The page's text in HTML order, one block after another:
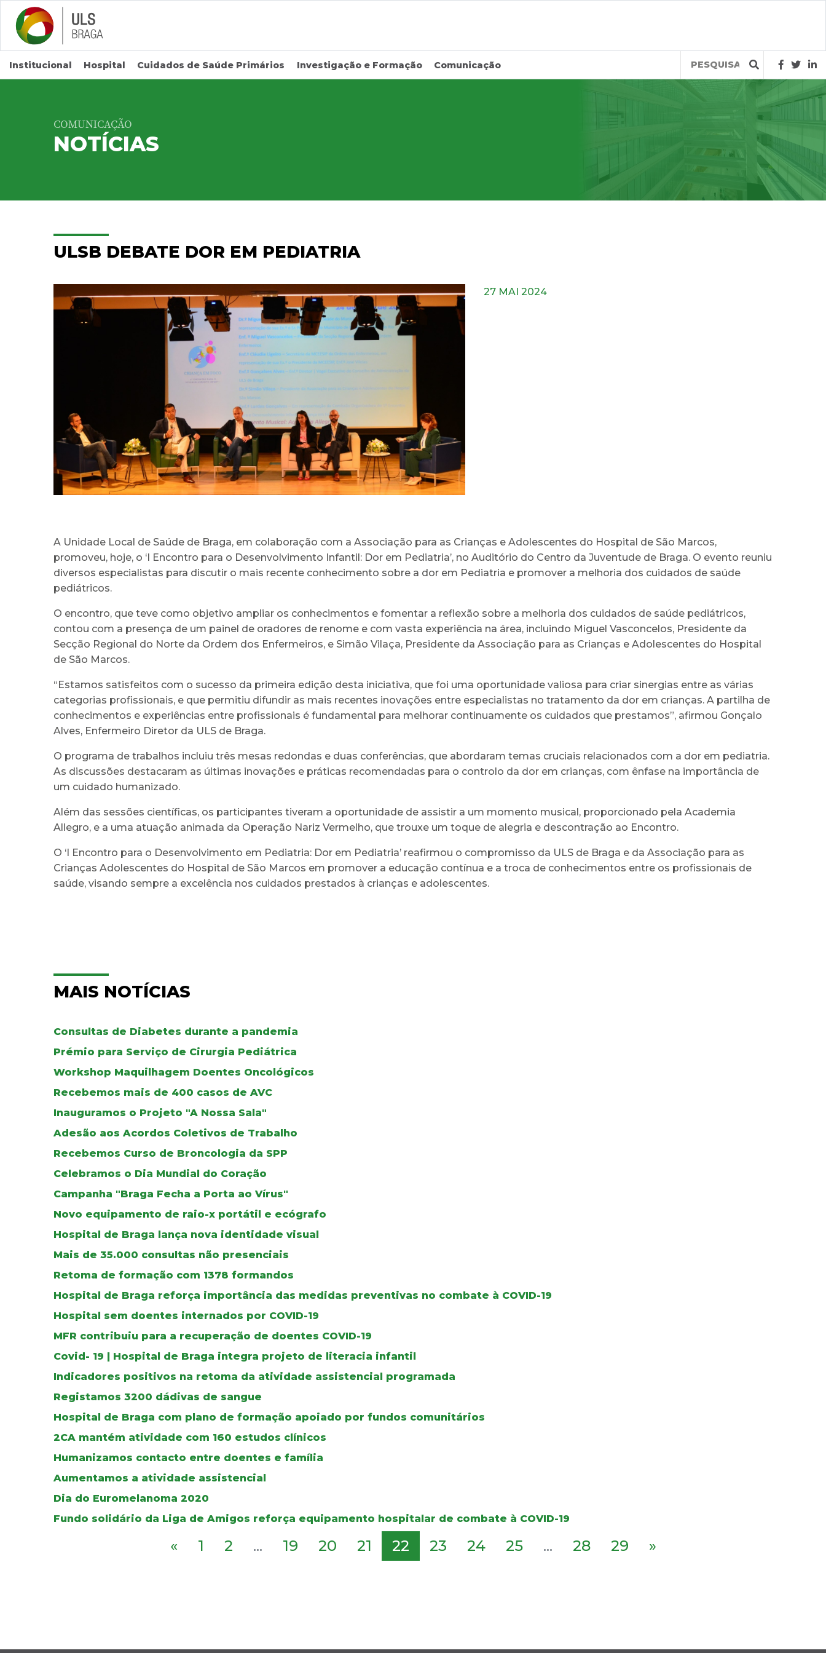
Saltar para conteúdo principal
Institucional Hospital Cuidados de Saúde Primários Investigação e Formação Comunicação
Query
COMUNICAÇÃO
NOTÍCIAS
ULSB DEBATE DOR EM PEDIATRIA
27 MAI 2024
A Unidade Local de Saúde de Braga, em colaboração com a Associação para as Crianças e Adolescentes do Hospital de São Marcos,
promoveu, hoje, o ‘I Encontro para o Desenvolvimento Infantil: Dor em Pediatria’, no Auditório do Centro da Juventude de Braga. O evento reuniu
diversos especialistas para discutir o mais recente conhecimento sobre a dor em Pediatria e promover a melhoria dos cuidados de saúde
pediátricos.
O encontro, que teve como objetivo ampliar os conhecimentos e fomentar a reflexão sobre a melhoria dos cuidados de saúde pediátricos,
contou com a presença de um painel de oradores de renome e com vasta experiência na área, incluindo Miguel Vasconcelos, Presidente da
Secção Regional do Norte da Ordem dos Enfermeiros, e Simão Vilaça, Presidente da Associação para as Crianças e Adolescentes do Hospital
de São Marcos.
“Estamos satisfeitos com o sucesso da primeira edição desta iniciativa, que foi uma oportunidade valiosa para criar sinergias entre as várias
categorias profissionais, e que permitiu difundir as mais recentes inovações entre especialistas no tratamento da dor em crianças. A partilha de
conhecimentos e experiências entre profissionais é fundamental para melhorar continuamente os cuidados que prestamos”, afirmou Gonçalo
Alves, Enfermeiro Diretor da ULS de Braga.
O programa de trabalhos incluiu três mesas redondas e duas conferências, que abordaram temas cruciais relacionados com a dor em pediatria.
As discussões destacaram as últimas inovações e práticas recomendadas para o controlo da dor em crianças, com ênfase na importância de
um cuidado humanizado.
Além das sessões científicas, os participantes tiveram a oportunidade de assistir a um momento musical, proporcionado pela Academia
Allegro, e a uma atuação animada da Operação Nariz Vermelho, que trouxe um toque de alegria e descontração ao Encontro.
O ‘I Encontro para o Desenvolvimento em Pediatria: Dor em Pediatria’ reafirmou o compromisso da ULS de Braga e da Associação para as
Crianças Adolescentes do Hospital de São Marcos em promover a educação contínua e a troca de conhecimentos entre os profissionais de
saúde, visando sempre a excelência nos cuidados prestados à crianças e adolescentes.
MAIS NOTÍCIAS
Consultas de Diabetes durante a pandemia
Prémio para Serviço de Cirurgia Pediátrica
Workshop Maquilhagem Doentes Oncológicos
Recebemos mais de 400 casos de AVC
Inauguramos o Projeto "A Nossa Sala"
Adesão aos Acordos Coletivos de Trabalho
Recebemos Curso de Broncologia da SPP
Celebramos o Dia Mundial do Coração
Campanha "Braga Fecha a Porta ao Vírus"
Novo equipamento de raio-x portátil e ecógrafo
Hospital de Braga lança nova identidade visual
Mais de 35.000 consultas não presenciais
Retoma de formação com 1378 formandos
Hospital de Braga reforça importância das medidas preventivas no combate à COVID-19
Hospital sem doentes internados por COVID-19
MFR contribuiu para a recuperação de doentes COVID-19
Covid- 19 | Hospital de Braga integra projeto de literacia infantil
Indicadores positivos na retoma da atividade assistencial programada
Registamos 3200 dádivas de sangue
Hospital de Braga com plano de formação apoiado por fundos comunitários
2CA mantém atividade com 160 estudos clínicos
Humanizamos contacto entre doentes e família
Aumentamos a atividade assistencial
Dia do Euromelanoma 2020
Fundo solidário da Liga de Amigos reforça equipamento hospitalar de combate à COVID-19
« 1 2 ... 19 20 21 22 23 24 25 ... 28 29 »